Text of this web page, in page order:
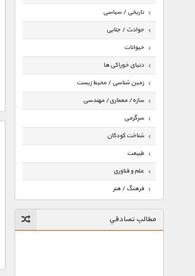
تاریخی / سیاسی
حوادث / جنایی
حیوانات
دنیای خوراکی ها
زمین شناسی / محیط زیست
سازه/ معماری/ مهندسی
سرگرمی
شناخت کودکان
طبیعت
علم و فناوری
فرهنگ / هنر
گردشگری
مطالب تصادفي